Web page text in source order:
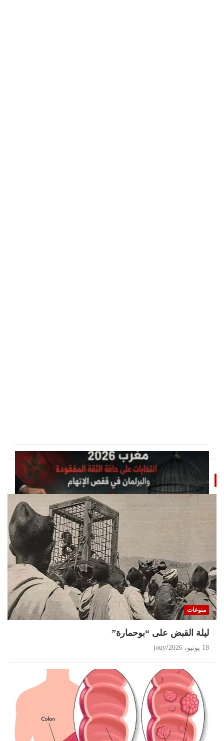
تحقيقات
مغرب 2026 انتخابات على حافة الثقة المفقودة و
البرلمان في قفص الإتهام
jouy
منوعات
منوعات
ليلة القبض على “بوحمارة”
18 يونيو، 2026 jouy